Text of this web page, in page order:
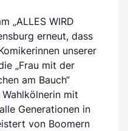
„ALLES WIRD
erneut, dass
unserer
„Frau mit der
am Bauch“
mit
Generationen in
von Boomern